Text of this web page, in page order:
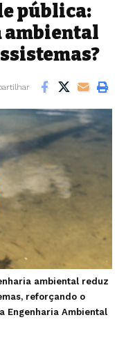
pública:
ambiental
ambiental reduz
reforçando o
Engenharia Ambiental